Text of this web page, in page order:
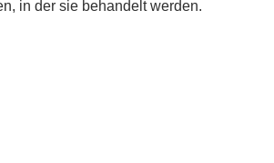
in der sie behandelt werden.